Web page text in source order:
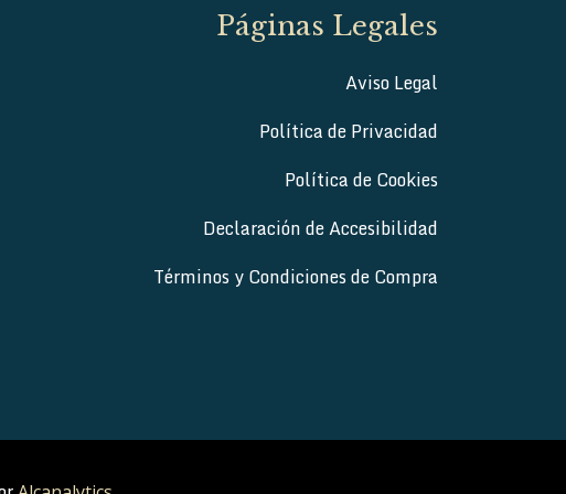
Páginas Legales
Aviso Legal
Política de Privacidad
Política de Cookies
Declaración de Accesibilidad
Términos y Condiciones de Compra